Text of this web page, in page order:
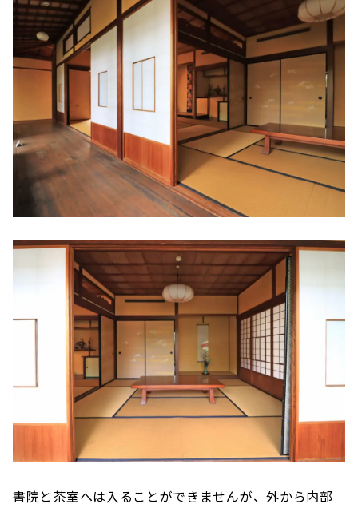
書院と茶室へは入ることができませんが、外から内部